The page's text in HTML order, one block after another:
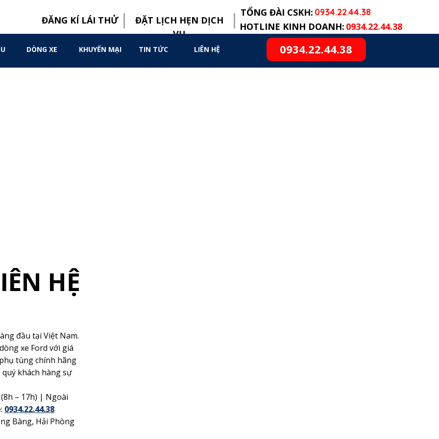
ĐĂNG KÍ LÁI THỬ
ĐẶT LỊCH HẸN DỊCH
VỤ
TỔNG ĐÀI CSKH: 0934.22.44.38
HOTLINE KINH DOANH: 0934.22.44.38
LIÊN HỆ
DÒNG XE KHUYẾN MẠI TIN TỨC 0934.22.44.38
HỆ
đầu tại Việt Nam.
xe Ford với giá
tùng chính hãng
khách hàng sự
– 17h) | Ngoài
0934.22.44.38
Bàng, Hải Phòng